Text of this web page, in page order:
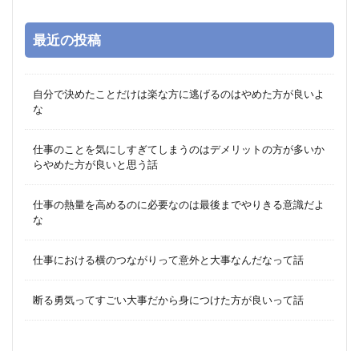
最近の投稿
自分で決めたことだけは楽な方に逃げるのはやめた方が良いよ
な
仕事のことを気にしすぎてしまうのはデメリットの方が多いか
らやめた方が良いと思う話
仕事の熱量を高めるのに必要なのは最後までやりきる意識だよ
な
仕事における横のつながりって意外と大事なんだなって話
断る勇気ってすごい大事だから身につけた方が良いって話